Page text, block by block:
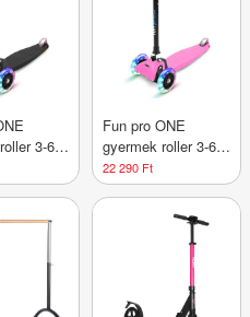
3-6
Fun pro ONE
gyermek roller 3-6
éves korig LED
kerekek
összecsukható 50
kg-ig állítható
22 290 Ft